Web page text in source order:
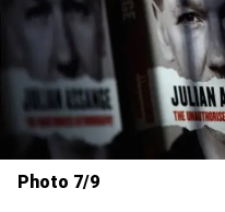
Photo 7/9